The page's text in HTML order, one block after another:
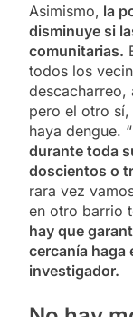
Asimismo, la
disminuye si
comunitarias.
todos los
descacharreo,
pero el otro
haya dengue. “
durante toda
doscientos o
rara vez
en otro barrio
hay que
cercanía haga
investigador.